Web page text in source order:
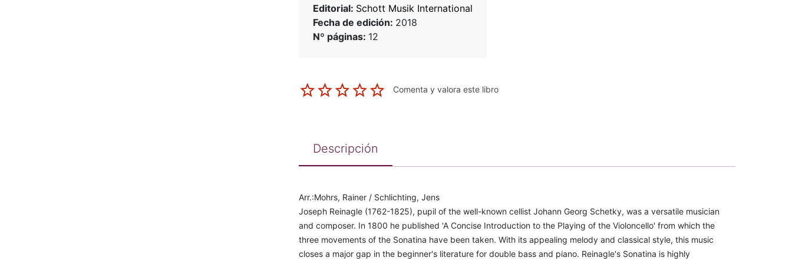
Editorial: Schott Musik International
Fecha de edición: 2018
Nº páginas: 12
Comenta y valora este libro
Descripción
Arr.:Mohrs, Rainer / Schlichting, Jens
Joseph Reinagle (1762-1825), pupil of the well-known cellist Johann Georg Schetky, was a versatile musician
and composer. In 1800 he published 'A Concise Introduction to the Playing of the Violoncello' from which the
three movements of the Sonatina have been taken. With its appealing melody and classical style, this music
closes a major gap in the beginner's literature for double bass and piano. Reinagle's Sonatina is highly